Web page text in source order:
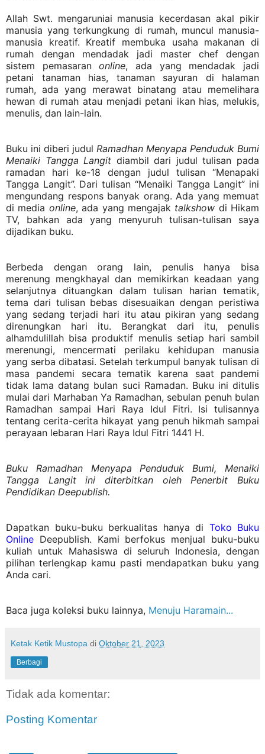
Allah Swt. mengaruniai manusia kecerdasan akal pikir
manusia yang terkungkung di rumah, muncul manusia-
manusia kreatif. Kreatif membuka usaha makanan di
rumah dengan mendadak jadi master chef dengan
sistem pemasaranonline, ada yang mendadak jadi
petani tanaman hias, tanaman sayuran di halaman
rumah, ada yang merawat binatang atau memelihara
hewan di rumah atau menjadi petani ikan hias, melukis,
menulis, dan lain-lain.
Buku ini diberi judul Ramadhan Menyapa Penduduk Bumi
Menaiki Tangga Langit diambil dari judul tulisan pada
ramadan hari ke-18 dengan judul tulisan “Menapaki
Tangga Langit”. Dari tulisan “Menaiki Tangga Langit” ini
mengundang respons banyak orang. Ada yang memuat
di media online, ada yang mengajak talkshow di Hikam
TV, bahkan ada yang menyuruh tulisan-tulisan saya
dijadikan buku.
Berbeda dengan orang lain, penulis hanya bisa
merenung mengkhayal dan memikirkan keadaan yang
selanjutnya dituangkan dalam tulisan harian tematik,
tema dari tulisan bebas disesuaikan dengan peristiwa
yang sedang terjadi hari itu atau pikiran yang sedang
direnungkan hari itu. Berangkat dari itu, penulis
alhamdulillah bisa produktif menulis setiap hari sambil
merenungi, mencermati perilaku kehidupan manusia
yang serba dibatasi. Setelah terkumpul banyak tulisan di
masa pandemi secara tematik karena saat pandemi
tidak lama datang bulan suci Ramadan. Buku ini ditulis
mulai dari Marhaban Ya Ramadhan, sebulan penuh bulan
Ramadhan sampai Hari Raya Idul Fitri. Isi tulisannya
tentang cerita-cerita hikayat yang penuh hikmah sampai
perayaan lebaran Hari Raya Idul Fitri 1441 H.
Buku Ramadhan Menyapa Penduduk Bumi, Menaiki
Tangga Langit ini diterbitkan oleh Penerbit Buku
Pendidikan Deepublish.
Dapatkan buku-buku berkualitas hanya di Toko Buku
Online Deepublish. Kami berfokus menjual buku-buku
kuliah untuk Mahasiswa di seluruh Indonesia, dengan
pilihan terlengkap kamu pasti mendapatkan buku yang
Anda cari.
Baca juga koleksi buku lainnya, Menuju Haramain...
Ketak Ketik Mustopa di Oktober 21, 2023
Berbagi
Tidak ada komentar:
Posting Komentar